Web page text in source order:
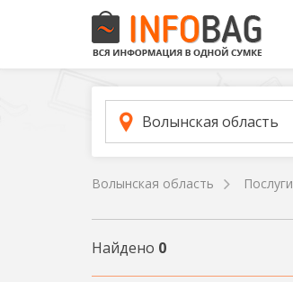
Волынская область
Волынская область Послуги
Найдено 0